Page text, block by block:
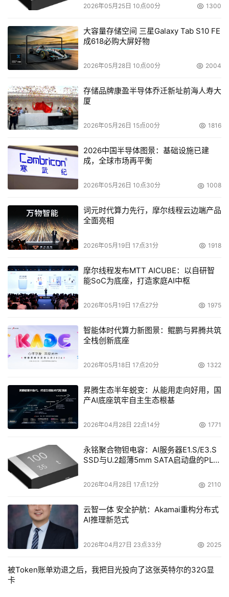
2026年05月25日 10点00分 1300
大容量存储空间 三星Galaxy Tab S10 FE
成618必购大屏好物
2026年05月28日 10点00分 2004
存储品牌康盈半导体乔迁新址前海人寿大
厦
2026年05月26日 15点00分 1816
2026中国半导体图景：基础设施已建
成，全球市场再平衡
2026年05月26日 10点30分 1008
词元时代算力先行，摩尔线程云边端产品
全面亮相
2026年05月19日 17点31分 1918
摩尔线程发布MTT AICUBE：以自研智
能SoC为底座，打造家庭AI中枢
2026年05月19日 17点27分 1975
智能体时代算力新图景：鲲鹏与昇腾共筑
全栈创新底座
2026年05月18日 17点20分 1322
昇腾生态半年蜕变：从能用走向好用，国
产AI底座筑牢自主生态根基
2026年04月28日 22点14分 1771
永铭聚合物钽电容：AI服务器E1.S/E3.S
SSD与U.2超薄5mm SATA启动盘的PLP
2026年04月28日 17点12分 2110
云智一体 安全护航：Akamai重构分布式
AI推理新范式
2026年04月27日 23点33分 2025
被Token账单劝退之后，我把目光投向了这张英特尔的32G显
卡